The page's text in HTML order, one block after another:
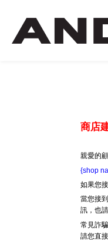
商店
親愛的
{shop
如果您
當您接
訊，也
常見詐
請您直